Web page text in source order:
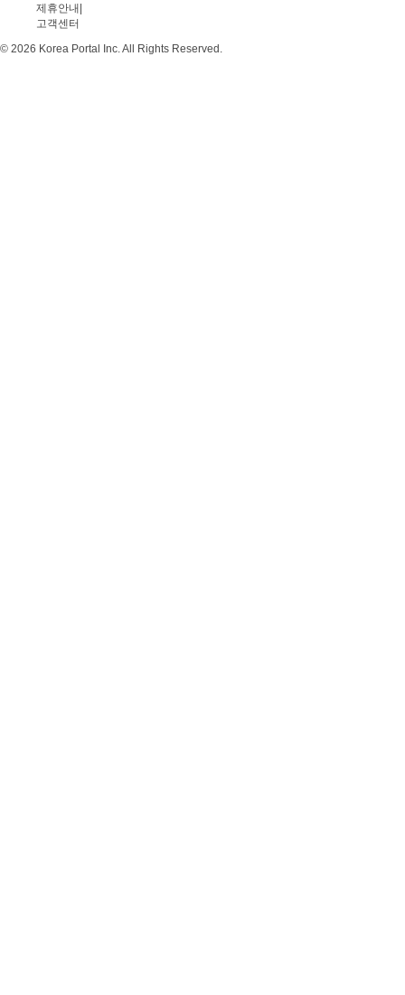
제휴안내
고객센터
© 2026 Korea Portal Inc. All Rights Reserved.